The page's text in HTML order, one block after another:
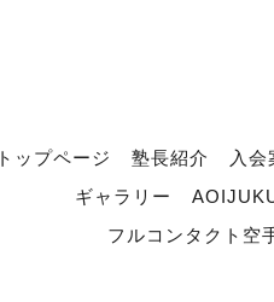
トップページ 塾長紹介
入
ギャラリー
フルコンタクト空